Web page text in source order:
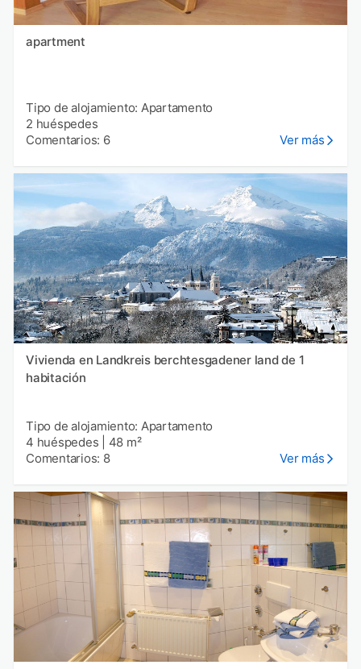
apartment
Tipo de alojamiento: Apartamento
2 huéspedes
Comentarios: 6
Ver más
Vivienda en Landkreis berchtesgadener land de 1
habitación
Tipo de alojamiento: Apartamento
4 huéspedes
48 m²
Comentarios: 8
Ver más